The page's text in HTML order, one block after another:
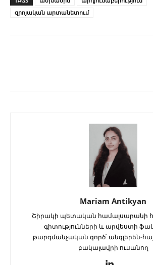
զրոյական արտանետում
Mariam Antikyan
Շիրակի պետական համալսարանի
գիտությունների և արվեստի
թարգմանչական գործ՝
բակալավրի ուսանող